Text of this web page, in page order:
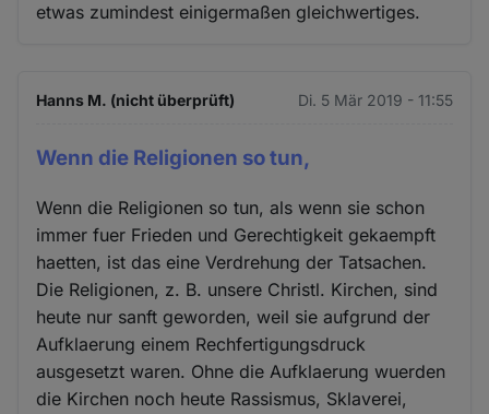
etwas zumindest einigermaßen gleichwertiges.
Hanns M. (nicht überprüft) Di. 5 Mär 2019 - 11:55
Wenn die Religionen so tun,
Wenn die Religionen so tun, als wenn sie schon
immer fuer Frieden und Gerechtigkeit gekaempft
haetten, ist das eine Verdrehung der Tatsachen.
Die Religionen, z. B. unsere Christl. Kirchen, sind
heute nur sanft geworden, weil sie aufgrund der
Aufklaerung einem Rechfertigungsdruck
ausgesetzt waren. Ohne die Aufklaerung wuerden
die Kirchen noch heute Rassismus, Sklaverei,